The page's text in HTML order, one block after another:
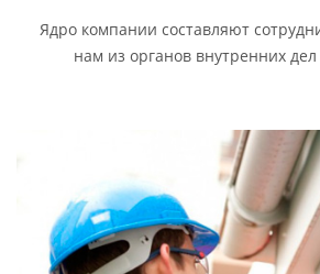
Ядро компании составляют
нам из органов внутренних